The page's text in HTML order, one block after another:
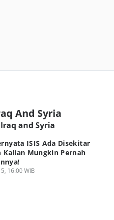
And Syria
and Syria
ISIS Ada Disekitar
Kalian Mungkin Pernah
16:00 WIB